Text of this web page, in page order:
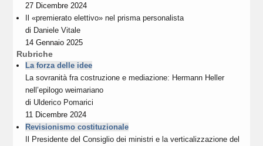
27 Dicembre 2024
Il «premierato elettivo» nel prisma personalista
di Daniele Vitale
14 Gennaio 2025
Rubriche
La forza delle idee
La sovranità fra costruzione e mediazione: Hermann Heller
nell’epilogo weimariano
di Ulderico Pomarici
11 Dicembre 2024
Revisionismo costituzionale
Il Presidente del Consiglio dei ministri e la verticalizzazione del